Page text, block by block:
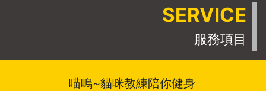
SERVICE
服務項目
喵嗚~貓咪教練陪你健身